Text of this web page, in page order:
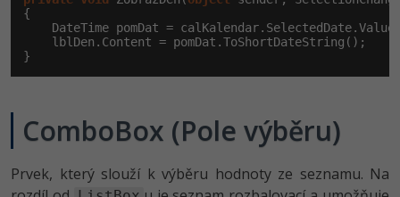
{
DateTime pomDat =
    lblDen.Content = pomDat.ToShortDateString();
}
ComboBox (Pole výběru)
Prvek, který slouží k výběru hodnoty ze seznamu. Na